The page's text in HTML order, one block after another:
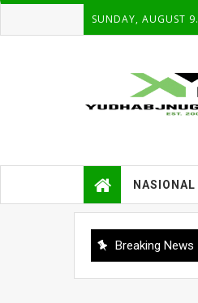
SUNDAY, AUGUST 9.
NASIONAL
Breaking News